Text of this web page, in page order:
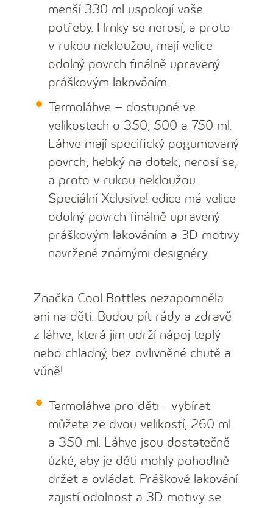
menší 330 ml uspokojí vaše
potřeby. Hrnky se nerosí, a proto
v rukou nekloužou, mají velice
odolný povrch finálně upravený
práškovým lakováním.
Termoláhve – dostupné ve
velikostech o 350, 500 a 750 ml.
Láhve mají specifický pogumovaný
povrch, hebký na dotek, nerosí se,
a proto v rukou nekloužou.
Speciální Xclusive! edice má velice
odolný povrch finálně upravený
práškovým lakováním a 3D motivy
navržené známými designéry.
Značka Cool Bottles nezapomněla
ani na děti. Budou pít rády a zdravě
z láhve, která jim udrží nápoj teplý
nebo chladný, bez ovlivněné chutě a
vůně!
Termoláhve pro děti - vybírat
můžete ze dvou velikostí, 260 ml
a 350 ml. Láhve jsou dostatečně
úzké, aby je děti mohly pohodlně
držet a ovládat. Práškové lakování
zajistí odolnost a 3D motivy se